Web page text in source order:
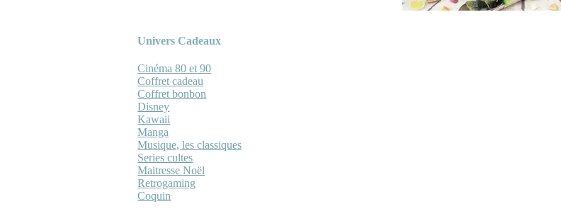
Univers Cadeaux
Cinéma 80 et 90
Coffret cadeau
Coffret bonbon
Disney
Kawaii
Manga
Musique, les classiques
Series cultes
Maitresse Noël
Retrogaming
Coquin